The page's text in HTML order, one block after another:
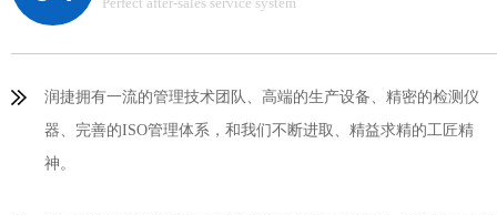
润捷拥有一流的管理技术团队、高端的生产设备、精密的检测仪
器、完善的ISO管理体系，和我们不断进取、精益求精的工匠精
神。